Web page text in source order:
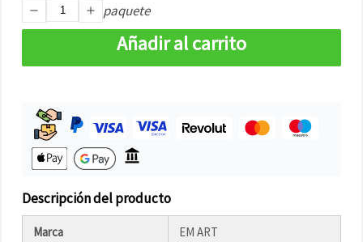
paquete
Añadir al carrito
Descripción del producto
Marca EM ART